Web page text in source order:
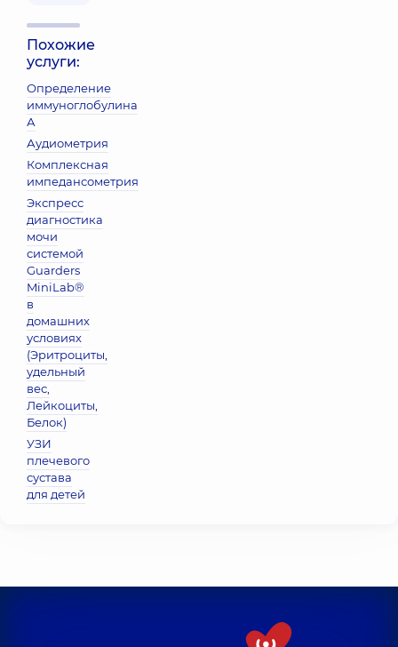
Похожие
услуги:
Определение
иммуноглобулина
А
Аудиометрия
Комплексная
импедансометрия
Экспресс
диагностика
мочи
системой
Guarders
MiniLab®
в
домашних
условиях
(Эритроциты,
удельный
вес,
Лейкоциты,
Белок)
УЗИ
плечевого
сустава
для детей